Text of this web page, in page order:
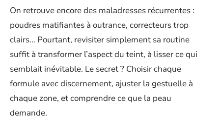
On retrouve encore des maladresses récurrentes :
poudres matifiantes à outrance, correcteurs trop
clairs… Pourtant, revisiter simplement sa routine
suffit à transformer l’aspect du teint, à lisser ce qui
semblait inévitable. Le secret ? Choisir chaque
formule avec discernement, ajuster la gestuelle à
chaque zone, et comprendre ce que la peau
demande.